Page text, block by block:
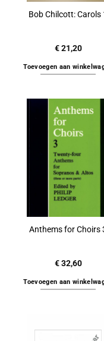
Bob Chilcott: Carols
€21,20
Toevoegen aan
Anthems for Choirs
€32,60
Toevoegen aan